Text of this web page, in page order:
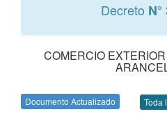
Decreto
COMERCIO
Documento Actualizado Toda